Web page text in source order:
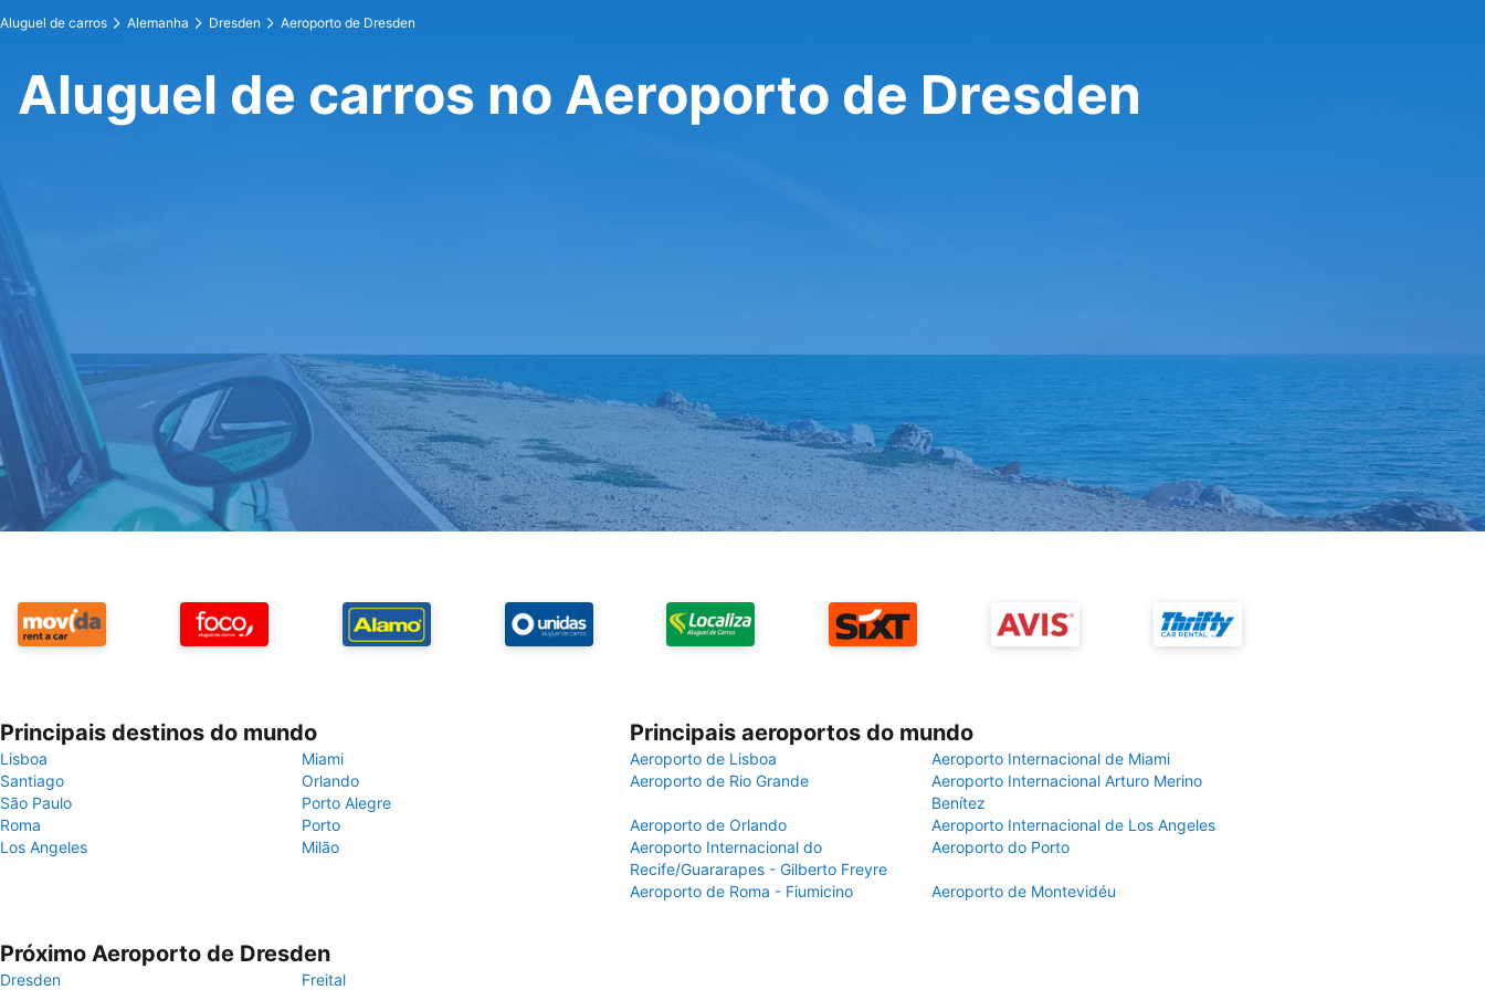
Aluguel de carros Alemanha Dresden Aeroporto de Dresden
Aluguel de carros no Aeroporto de Dresden
Principais destinos do mundo
Lisboa
Miami
Santiago
Orlando
São Paulo
Porto Alegre
Roma
Porto
Los Angeles
Milão
Principais aeroportos do mundo
Aeroporto de Lisboa
Aeroporto Internacional de Miami
Aeroporto de Rio Grande
Aeroporto Internacional Arturo Merino
Benítez
Aeroporto de Orlando
Aeroporto Internacional de Los Angeles
Aeroporto Internacional do
Recife/Guararapes - Gilberto Freyre
Aeroporto do Porto
Aeroporto de Roma - Fiumicino Aeroporto de Montevidéu
Próximo Aeroporto de Dresden
Dresden Freital